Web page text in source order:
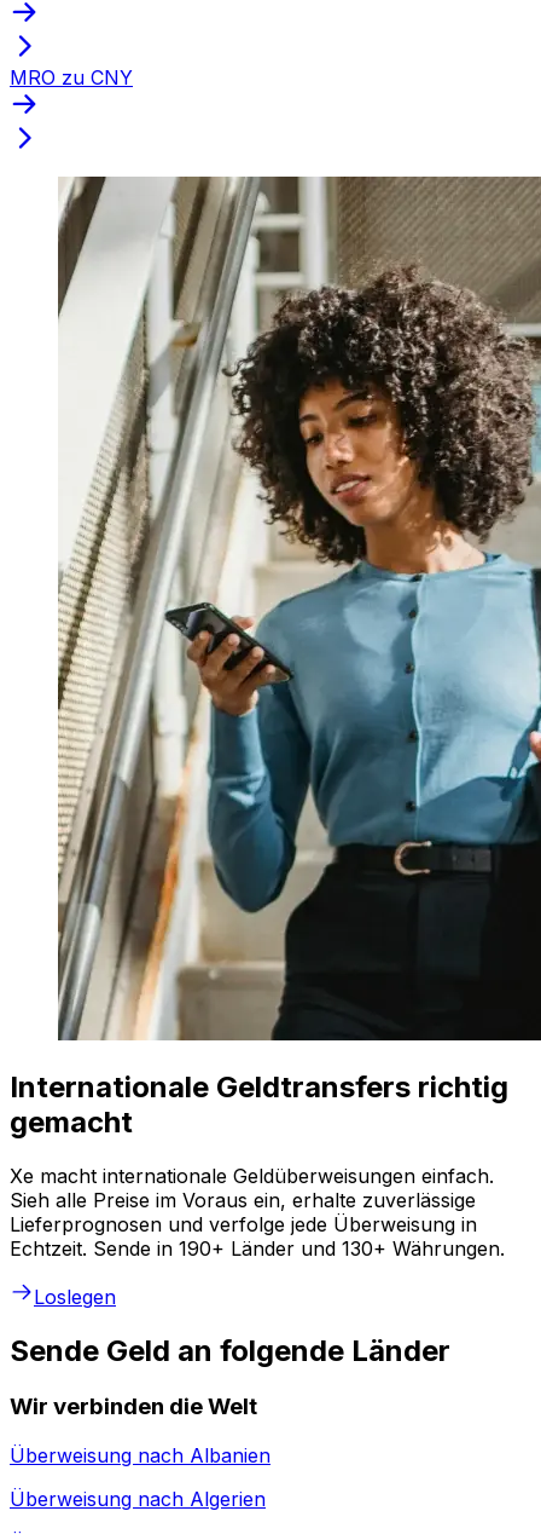
MRO zu CNY
Internationale Geldtransfers richtig
gemacht
Xe macht internationale Geldüberweisungen einfach.
Sieh alle Preise im Voraus ein, erhalte zuverlässige
Lieferprognosen und verfolge jede Überweisung in
Echtzeit. Sende in 190+ Länder und 130+ Währungen.
Loslegen
Sende Geld an folgende Länder
Wir verbinden die Welt
Überweisung nach Albanien
Überweisung nach Algerien